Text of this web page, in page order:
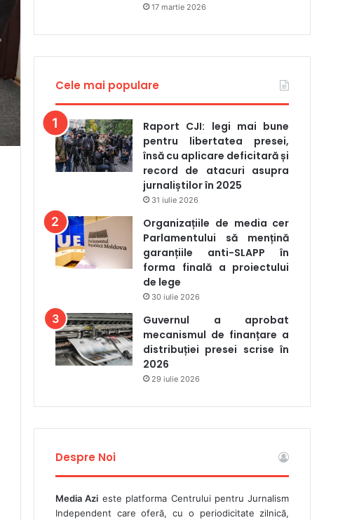
17 martie 2026
Cele mai populare
Raport CJI: legi mai bune
pentru libertatea presei,
însă cu aplicare deficitară și
record de atacuri asupra
jurnaliștilor în 2025
31 iulie 2026
Organizațiile de media cer
Parlamentului să mențină
garanțiile anti-SLAPP în
forma finală a proiectului
de lege
30 iulie 2026
Guvernul a aprobat
mecanismul de finanțare a
distribuției presei scrise în
2026
29 iulie 2026
Despre Noi
Media Azi este platforma Centrului pentru Jurnalism
Independent care oferă, cu o periodicitate zilnică,